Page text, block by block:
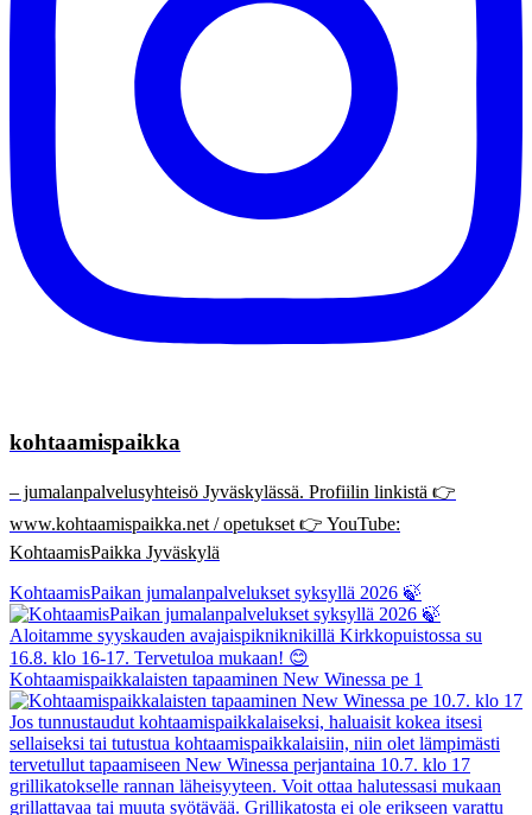
kohtaamispaikka
– jumalanpalvelusyhteisö Jyväskylässä. Profiilin linkistä 👉
www.kohtaamispaikka.net / opetukset 👉 YouTube:
KohtaamisPaikka Jyväskylä
KohtaamisPaikan jumalanpalvelukset syksyllä 2026 🍃
Kohtaamispaikkalaisten tapaaminen New Winessa pe 1